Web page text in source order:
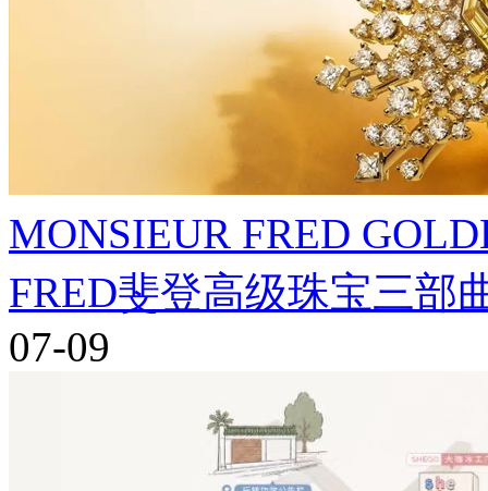
MONSIEUR FRED
FRED斐登高级珠宝三部
07-09